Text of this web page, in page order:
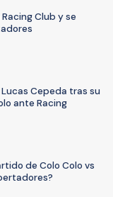
Club y se
Cepeda tras su
ante Racing
de Colo Colo vs